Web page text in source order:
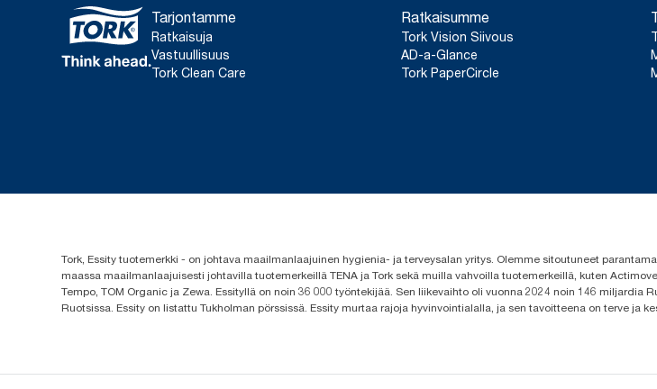
Tarjontamme
Ratkaisuja
Vastuullisuus
Tork Clean Care
Ratkaisumme
Tork Vision Siivous
AD-a-Glance
Tork PaperCircle
Tork, Essity tuotemerkki - on johtava maailmanlaajuinen hygienia- ja terveysalan yritys. Olemme sitoutuneet
maassa maailmanlaajuisesti johtavilla tuotemerkeillä TENA ja Tork sekä muilla vahvoilla tuotemerkeillä, kuten
Tempo, TOM Organic ja Zewa. Essityllä on noin 36 000 työntekijää. Sen liikevaihto oli vuonna 2024 noin 146 miljardia
Ruotsissa. Essity on listattu Tukholman pörssissä. Essity murtaa rajoja hyvinvointialalla, ja sen tavoitteena on terve ja